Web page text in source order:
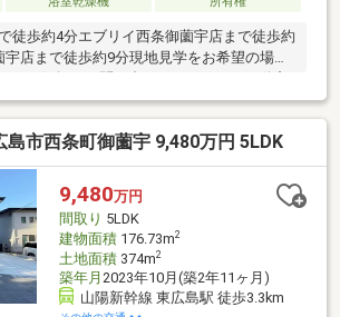
徒歩約4分エブリイ西条御薗宇店まで徒歩約
店まで徒歩約9分現地見学をお希望の場合
入・売却・賃貸・空家・相続のご相談を受
ずはお気軽にお問い合わせください。ご相
くはホームページよりLINEでのご相談も受
430-5581https://y.f-plaza.co.jp/
島市西条町御薗宇 9,480万円 5LDK
9,480万円
間取り 5LDK
建物面積176.73m2
土地面積374m2
築年月 2023年10月(築2年11ヶ月)
山陽新幹線 東広島駅 徒歩3.3km